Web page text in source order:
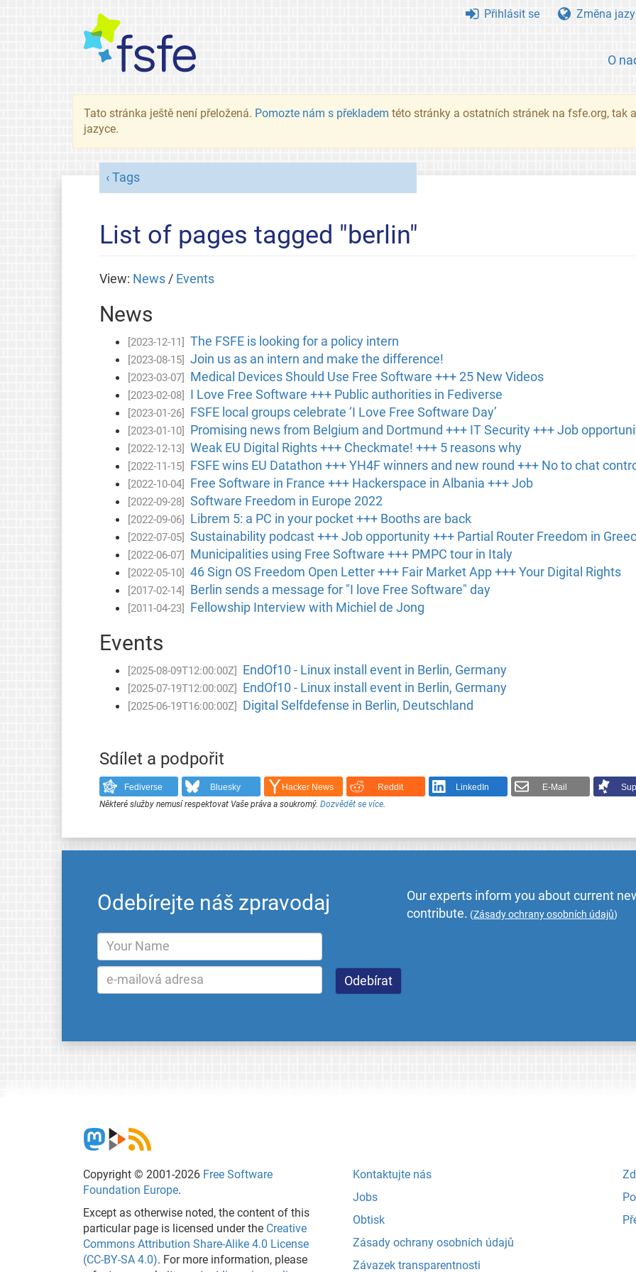
O
Přihlásit se Změna
Tato stránka ještě není přeložená. Pomozte nám s překladem této stránky a ostatních stránek na fsfe.org, tak
jazyce.
Tags
List of pages tagged "berlin"
View: News/ Events
News
[2023-12-11] The FSFE is looking for a policy intern
[2023-08-15] Join us as an intern and make the difference!
[2023-03-07] Medical Devices Should Use Free Software +++ 25 New Videos
[2023-02-08] I Love Free Software +++ Public authorities in Fediverse
[2023-01-26] FSFE local groups celebrate ‘I Love Free Software Day’
[2023-01-10] Promising news from Belgium and Dortmund +++ IT Security +++ Job
[2022-12-13] Weak EU Digital Rights +++ Checkmate! +++ 5 reasons why
[2022-11-15] FSFE wins EU Datathon +++ YH4F winners and new round +++ No to chat
[2022-10-04] Free Software in France +++ Hackerspace in Albania +++ Job
[2022-09-28] Software Freedom in Europe 2022
[2022-09-06] Librem 5: a PC in your pocket +++ Booths are back
[2022-07-05] Sustainability podcast +++ Job opportunity +++ Partial Router Freedom in
[2022-06-07] Municipalities using Free Software +++ PMPC tour in Italy
[2022-05-10] 46 Sign OS Freedom Open Letter +++ Fair Market App +++ Your Digital Rights
[2017-02-14] Berlin sends a message for "I love Free Software" day
[2011-04-23] Fellowship Interview with Michiel de Jong
Events
[2025-08-09T12:00:00Z] EndOf10 - Linux install event in Berlin, Germany
[2025-07-19T12:00:00Z] EndOf10 - Linux install event in Berlin, Germany
[2025-06-19T16:00:00Z] Digital Selfdefense in Berlin, Deutschland
Sdílet a podpořit
Fediverse Bluesky Hacker News Reddit LinkedIn E-Mail
Některé služby nemusí respektovat Vaše práva a soukromý. Dozvědět se více.
Odebírejte náš zpravodaj
Our experts inform you about current
contribute. (Zásady ochrany osobních údajů)
Copyright © 2001-2026 Free Software
Foundation Europe.
Except as otherwise noted, the content of this
particular page is licensed under the Creative
Commons Attribution Share-Alike 4.0 License
(CC-BY-SA 4.0). For more information, please
Kontaktujte nás
Jobs
Obtisk
Zásady ochrany osobních údajů
Závazek transparentnosti